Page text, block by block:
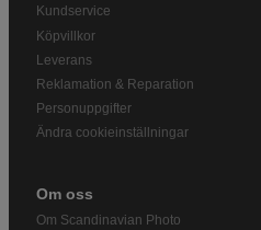
Kundservice
Köpvillkor
Leverans
Reklamation & Reparation
Personuppgifter
Ändra cookieinställningar
Om oss
Om Scandinavian Photo